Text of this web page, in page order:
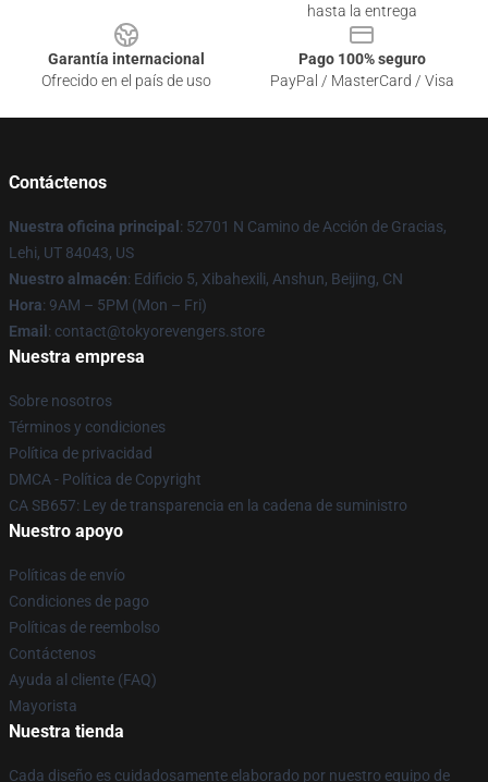
hasta la entrega
Garantía internacional
Ofrecido en el país de uso
Pago 100% seguro
PayPal / MasterCard / Visa
Contáctenos
Nuestra oficina principal: 52701 N Camino de Acción de Gracias,
Lehi, UT 84043, US
Nuestro almacén: Edificio 5, Xibahexili, Anshun, Beijing, CN
Hora: 9AM – 5PM (Mon – Fri)
Email: contact@tokyorevengers.store
Nuestra empresa
Sobre nosotros
Términos y condiciones
Política de privacidad
DMCA - Política de Copyright
CA SB657: Ley de transparencia en la cadena de suministro
Nuestro apoyo
Políticas de envío
Condiciones de pago
Políticas de reembolso
Contáctenos
Ayuda al cliente (FAQ)
Mayorista
Nuestra tienda
Cada diseño es cuidadosamente elaborado por nuestro equipo de